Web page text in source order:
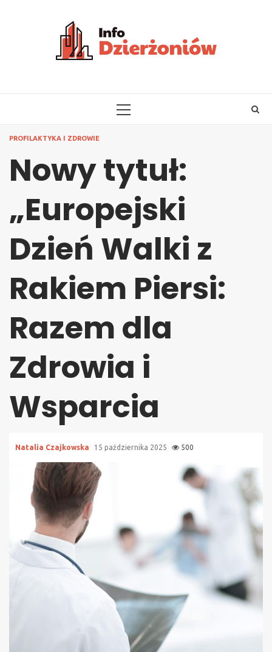
PRIMARY
PROFILAKTYKA I ZDROWIE
Nowy tytuł:
„Europejski
Dzień Walki z
Rakiem Piersi:
Razem dla
Zdrowia i
Wsparcia
Natalia Czajkowska 15 października 2025 500